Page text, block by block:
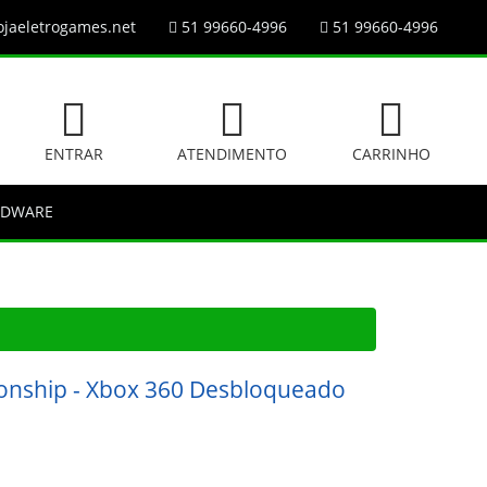
51 99660-4996 51 99660-4996
ENTRAR ATENDIMENTO CARRINHO
- Xbox 360 Desbloqueado